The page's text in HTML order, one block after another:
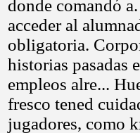
donde comandó
acceder al
obligatoria.
historias pasadas
empleos alre...
fresco tened
jugadores, como